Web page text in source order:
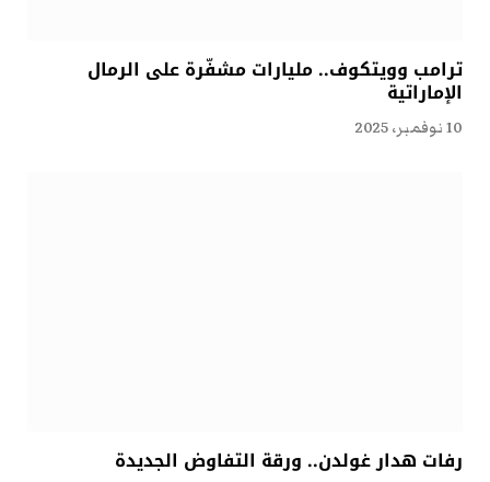
ترامب وويتكوف.. مليارات مشفّرة على الرمال
الإماراتية
10 نوفمبر، 2025
رفات هدار غولدن.. ورقة التفاوض الجديدة